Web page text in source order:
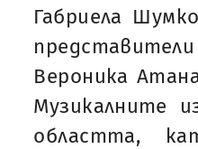
Габриела
Вероника
Музикалните
областта,